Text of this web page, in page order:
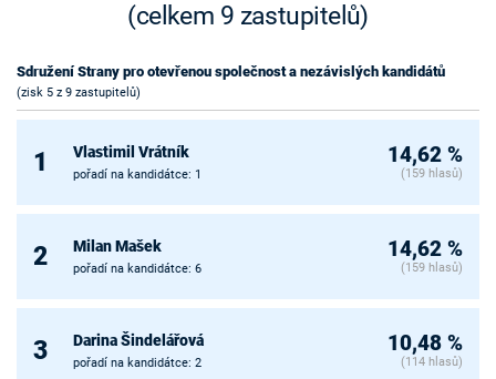
(celkem 9 zastupitelů)
Sdružení Strany pro otevřenou společnost a nezávislých kandidátů
(zisk 5 z 9 zastupitelů)
1 Vlastimil Vrátník
pořadí na kandidátce: 1
14,62 %
(159 hlasů)
2 Milan Mašek
pořadí na kandidátce: 6
14,62 %
(159 hlasů)
3 Darina Šindelářová
pořadí na kandidátce: 2
10,48 %
(114 hlasů)